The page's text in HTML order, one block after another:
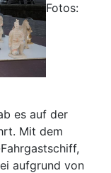
Fotos:
es auf der
Mit dem
aufgrund von